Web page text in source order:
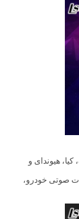
کیا، هیوندای و
صوتی خودرو،